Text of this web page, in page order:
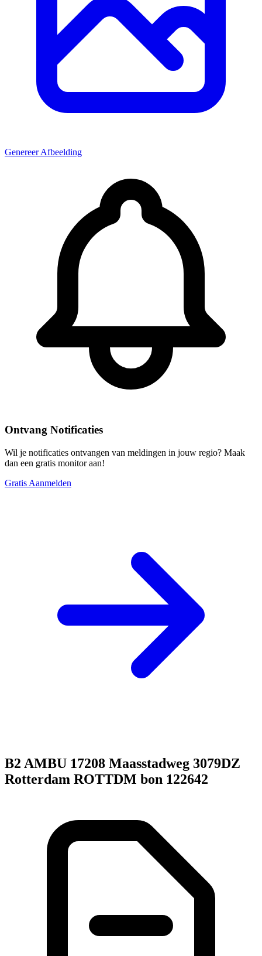
Genereer Afbeelding
Ontvang Notificaties
Wil je notificaties ontvangen van meldingen in jouw regio? Maak
dan een gratis monitor aan!
Gratis Aanmelden
B2 AMBU 17208 Maasstadweg 3079DZ
Rotterdam ROTTDM bon 122642